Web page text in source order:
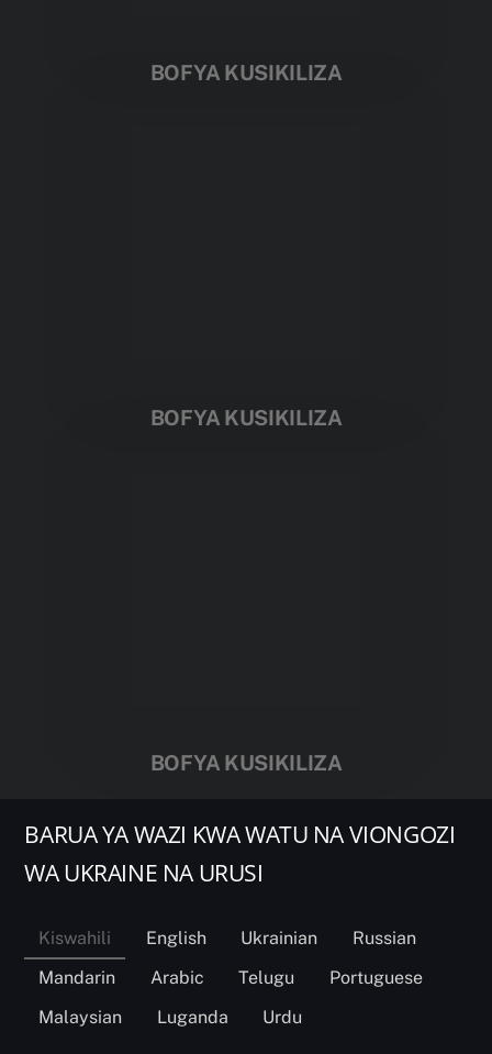
BOFYA KUSIKILIZA
BOFYA KUSIKILIZA
BOFYA KUSIKILIZA
BARUA YA WAZI KWA WATU NA VIONGOZI
WA UKRAINE NA URUSI
Kiswahili English Ukrainian
Russian
Mandarin
Arabic Telugu
Portuguese
Malaysian
Luganda Urdu